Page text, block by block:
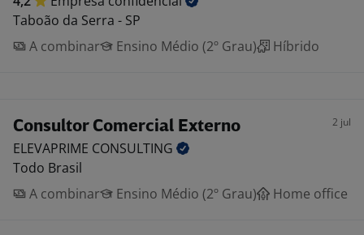
Taboão da Serra - SP
A combinar
Ensino Médio (2º Grau) Híbrido
Consultor Comercial Externo 2 jul
ELEVAPRIME CONSULTING
Todo Brasil
A combinar
Ensino Médio (2º Grau) Home office